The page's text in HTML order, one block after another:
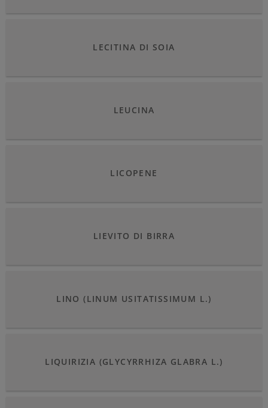
LECITINA DI SOIA
LEUCINA
LICOPENE
LIEVITO DI BIRRA
LINO (LINUM USITATISSIMUM L.)
LIQUIRIZIA (GLYCYRRHIZA GLABRA L.)